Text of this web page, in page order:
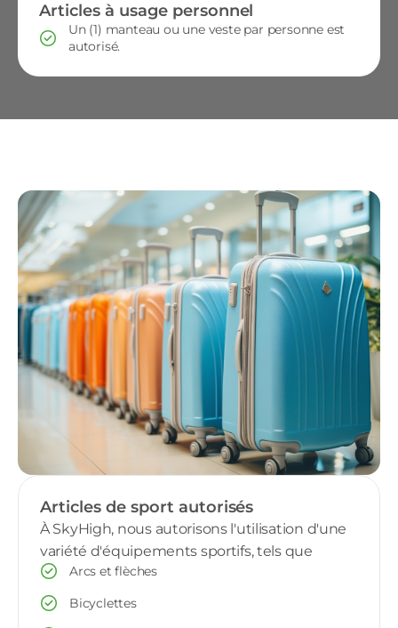
Articles à usage personnel
Un (1) manteau ou une veste par personne est
autorisé.
Articles de sport autorisés
À SkyHigh, nous autorisons l'utilisation d'une
variété d'équipements sportifs, tels que
Arcs et flèches
Bicyclettes